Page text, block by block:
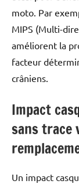
moto. Par
MIPS (Multi-
améliorent la
facteur
crâniens.
Impact
sans trace
Un impact